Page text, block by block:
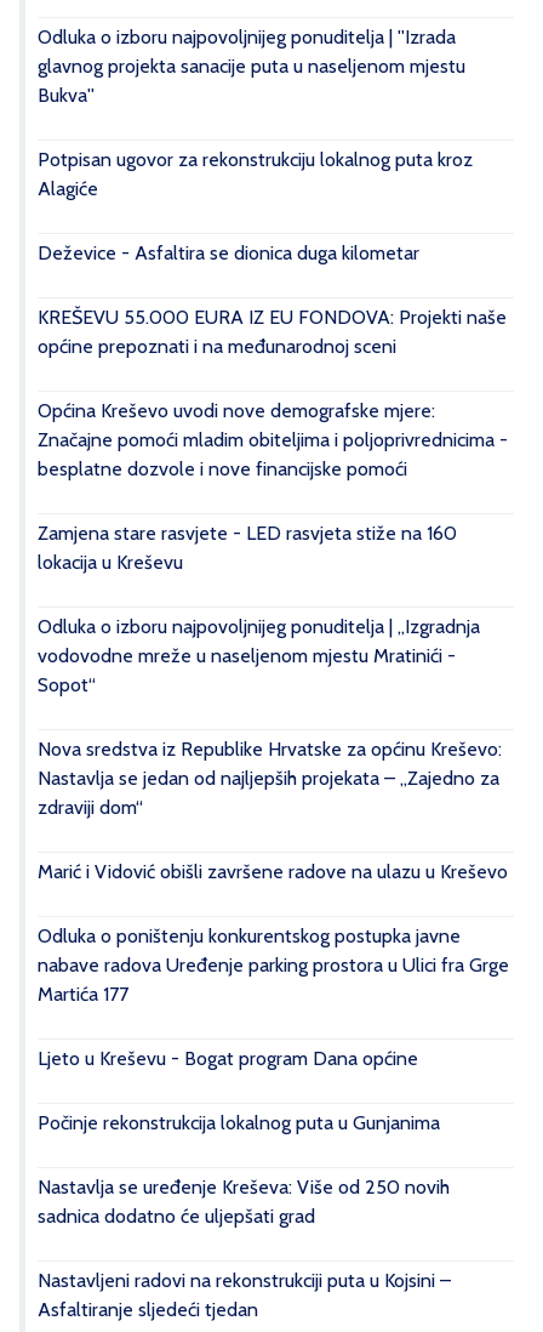
Odluka o izboru najpovoljnijeg ponuditelja | ''Izrada
glavnog projekta sanacije puta u naseljenom mjestu
Bukva''
Potpisan ugovor za rekonstrukciju lokalnog puta kroz
Alagiće
Deževice - Asfaltira se dionica duga kilometar
KREŠEVU 55.000 EURA IZ EU FONDOVA: Projekti naše
općine prepoznati i na međunarodnoj sceni
Općina Kreševo uvodi nove demografske mjere:
Značajne pomoći mladim obiteljima i poljoprivrednicima -
besplatne dozvole i nove financijske pomoći
Zamjena stare rasvjete - LED rasvjeta stiže na 160
lokacija u Kreševu
Odluka o izboru najpovoljnijeg ponuditelja | „Izgradnja
vodovodne mreže u naseljenom mjestu Mratinići -
Sopot“
Nova sredstva iz Republike Hrvatske za općinu Kreševo:
Nastavlja se jedan od najljepših projekata – „Zajedno za
zdraviji dom“
Marić i Vidović obišli završene radove na ulazu u Kreševo
Odluka o poništenju konkurentskog postupka javne
nabave radova Uređenje parking prostora u Ulici fra Grge
Martića 177
Ljeto u Kreševu - Bogat program Dana općine
Počinje rekonstrukcija lokalnog puta u Gunjanima
Nastavlja se uređenje Kreševa: Više od 250 novih
sadnica dodatno će uljepšati grad
Nastavljeni radovi na rekonstrukciji puta u Kojsini –
Asfaltiranje sljedeći tjedan